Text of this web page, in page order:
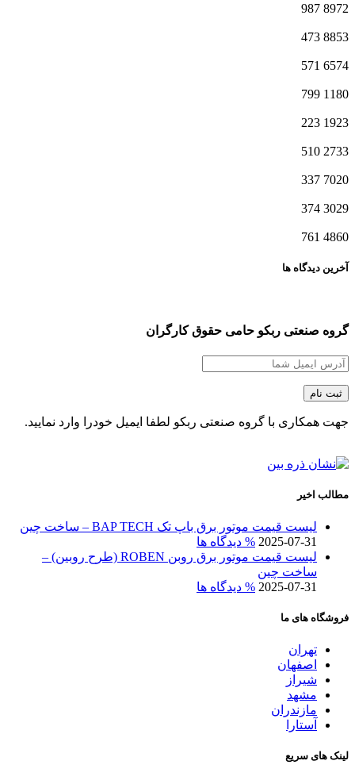
8972
987
8853
473
6574
571
1180
799
1923
223
2733
510
7020
337
3029
374
4860
761
آخرین دیدگاه ها
گروه صنعتی ربکو حامی حقوق کارگران
جهت همکاری با گروه صنعتی ربکو لطفا ایمیل خودرا وارد نمایید.
مطالب اخیر
لیست قیمت موتور برق باپ تک BAP TECH – ساخت چین
2025-07-31 % دیدگاه ها
لیست قیمت موتور برق روبن ROBEN (طرح روبین) –
ساخت چین
2025-07-31 % دیدگاه ها
فروشگاه های ما
تهران
اصفهان
شیراز
مشهد
مازندران
آستارا
لینک های سریع